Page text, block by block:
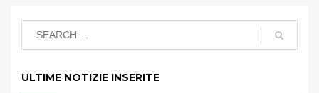
ULTIME NOTIZIE INSERITE